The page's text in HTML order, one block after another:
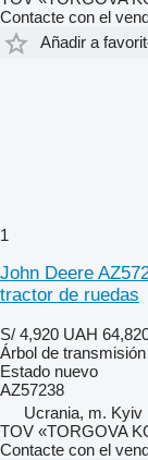
Contacte con el
Añadir a
1
John Deere
tractor de ruedas
S/ 4,920 UAH
Árbol de transmisión
Estado nuevo
AZ57238
Ucrania, m. Kyiv
TOV «TORGOVA
Contacte con el